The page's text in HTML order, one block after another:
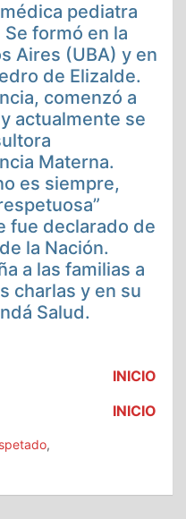
pediatra
formó en la
Aires (UBA) y en
de Elizalde.
comenzó a
actualmente se
Materna.
es siempre,
fue declarado de
la Nación.
a las familias a
charlas y en su
Salud.
INICIO
INICIO
,